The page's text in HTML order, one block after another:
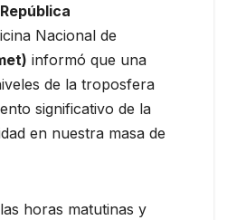
Nacional de
informó que una
de la troposfera
significativo de la
en nuestra masa de
horas matutinas y